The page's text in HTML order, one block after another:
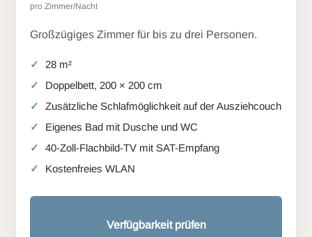
pro Zimmer/Nacht
Großzügiges Zimmer für bis zu drei Personen.
28 m²
Doppelbett, 200 × 200 cm
Zusätzliche Schlafmöglichkeit auf der Ausziehcouch
Eigenes Bad mit Dusche und WC
40-Zoll-Flachbild-TV mit SAT-Empfang
Kostenfreies WLAN
Verfügbarkeit prüfen